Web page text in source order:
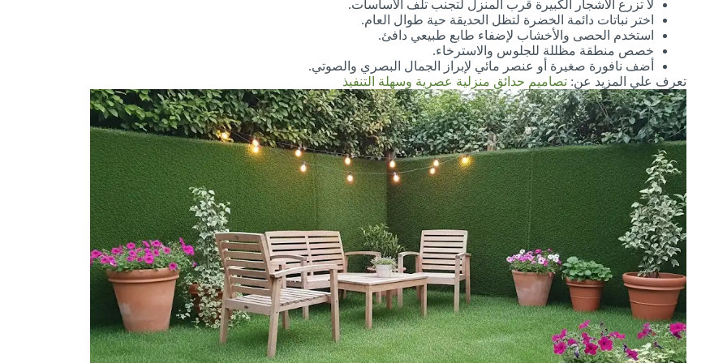
لا تزرع الأشجار الكبيرة قرب المنزل لتجنب تلف الأساسات.
اختر نباتات دائمة الخضرة لتظل الحديقة حية طوال العام.
استخدم الحصى والأخشاب لإضفاء طابع طبيعي دافئ.
خصص منطقة مظللة للجلوس والاسترخاء.
أضف نافورة صغيرة أو عنصر مائي لإبراز الجمال البصري والصوتي.
تعرف علي المزيد عن: تصاميم حدائق منزلية عصرية وسهلة التنفيذ